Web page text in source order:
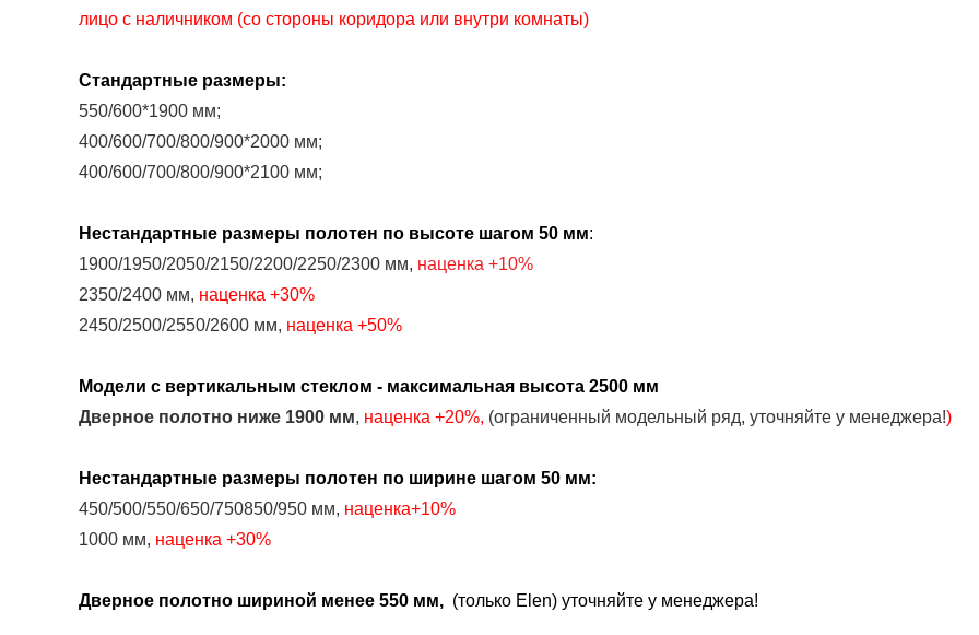
лицо с наличником (со стороны коридора или внутри комнаты)
Стандартные размеры:
550/600*1900 мм;
400/600/700/800/900*2000 мм;
400/600/700/800/900*2100 мм;
Нестандартные размеры полотен по высоте шагом 50 мм:
1900/1950/2050/2150/2200/2250/2300 мм, наценка +10%
2350/2400 мм, наценка +30%
2450/2500/2550/2600 мм, наценка +50%
Модели с вертикальным стеклом - максимальная высота 2500 мм
Дверное полотно ниже 1900 мм, наценка +20%, (ограниченный модельный ряд, уточняйте у менеджера!)
Нестандартные размеры полотен по ширине шагом 50 мм:
450/500/550/650/750850/950 мм, наценка+10%
1000 мм, наценка +30%
Дверное полотно шириной менее 550 мм, (только Elen) уточняйте у менеджера!